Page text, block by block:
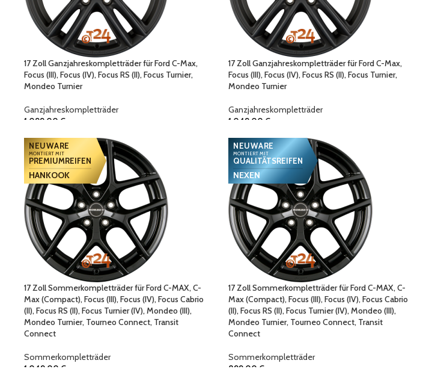
17 Zoll Ganzjahreskompletträder für Ford C-Max,
Focus (III), Focus (IV), Focus RS (II), Focus Turnier,
Mondeo Turnier
Ganzjahreskompletträder
1.099,00 €
17 Zoll Ganzjahreskompletträder für Ford C-Max,
Focus (III), Focus (IV), Focus RS (II), Focus Turnier,
Mondeo Turnier
Ganzjahreskompletträder
1.049,00 €
NEUWARE
MONTIERT MIT
PREMIUMREIFEN
HANKOOK
17 Zoll Sommerkompletträder für Ford C-MAX, C-
Max (Compact), Focus (III), Focus (IV), Focus Cabrio
(II), Focus RS (II), Focus Turnier (IV), Mondeo (III),
Mondeo Turnier, Tourneo Connect, Transit
Connect
Sommerkompletträder
1.049,00 €
NEUWARE
MONTIERT MIT
QUALITÄTSREIFEN
NEXEN
17 Zoll Sommerkompletträder für Ford C-MAX, C-
Max (Compact), Focus (III), Focus (IV), Focus Cabrio
(II), Focus RS (II), Focus Turnier (IV), Mondeo (III),
Mondeo Turnier, Tourneo Connect, Transit
Connect
Sommerkompletträder
899,00 €